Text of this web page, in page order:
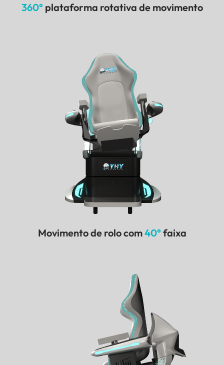
360°plataforma rotativa de movimento
Movimento de rolo com40°faixa